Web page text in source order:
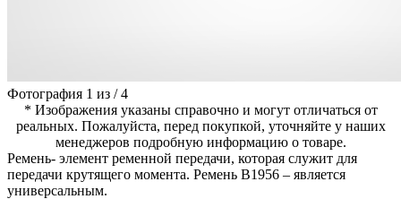
Фотография 1 из / 4
* Изображения указаны справочно и могут отличаться от
реальных. Пожалуйста, перед покупкой, уточняйте у наших
менеджеров подробную информацию о товаре.
Ремень- элемент ременной передачи, которая служит для
передачи крутящего момента. Ремень B1956 – является
универсальным.